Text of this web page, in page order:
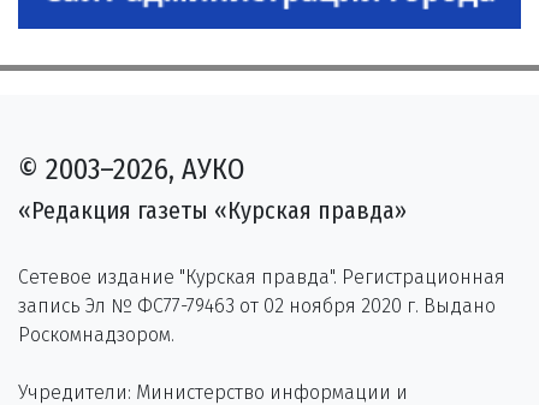
© 2003–2026, АУКО
«Редакция газеты «Курская правда»
Сетевое издание "Курская правда". Регистрационная
запись Эл № ФС77-79463 от 02 ноября 2020 г. Выдано
Роскомнадзором.
Учредители: Министерство информации и